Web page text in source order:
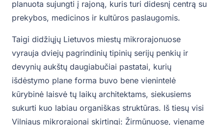
planuota sujungti į rajoną, kuris turi didesnį centrą su
prekybos, medicinos ir kultūros paslaugomis.
Taigi didžiųjų Lietuvos miestų mikrorajonuose
vyrauja dviejų pagrindinių tipinių serijų penkių ir
devynių aukštų daugiabučiai pastatai, kurių
išdėstymo plane forma buvo bene vienintelė
kūrybinė laisvė tų laikų architektams, siekusiems
sukurti kuo labiau organiškas struktūras. Iš tiesų visi
Vilniaus mikrorajonai skirtingi: Žirmūnuose, viename